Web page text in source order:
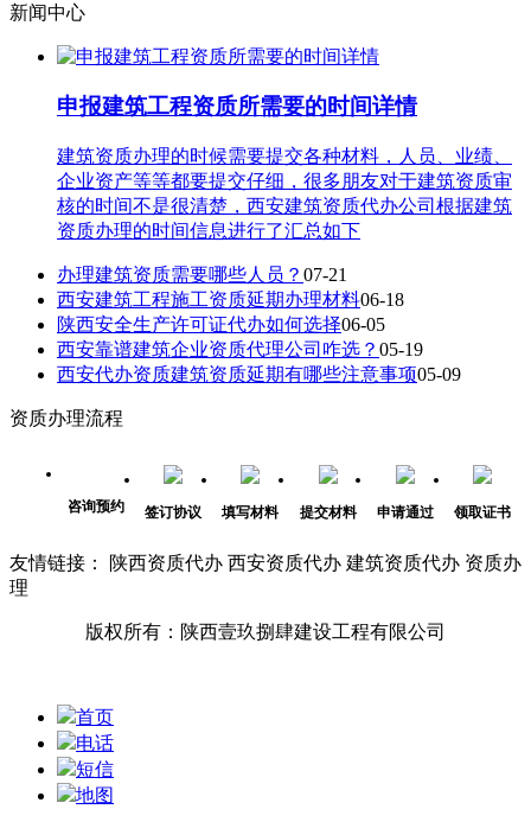
新闻中心
申报建筑工程资质所需要的时间详情
建筑资质办理的时候需要提交各种材料，人员、业绩、
企业资产等等都要提交仔细，很多朋友对于建筑资质审
核的时间不是很清楚，西安建筑资质代办公司根据建筑
资质办理的时间信息进行了汇总如下
办理建筑资质需要哪些人员？ 07-21
西安建筑工程施工资质延期办理材料06-18
陕西安全生产许可证代办如何选择06-05
西安靠谱建筑企业资质代理公司咋选？ 05-19
西安代办资质建筑资质延期有哪些注意事项05-09
资质办理流程
咨询预约 签订协议 填写材料 提交材料 申请通过 领取证书
友情链接： 陕西资质代办 西安资质代办 建筑资质代办 资质办
理
版权所有：陕西壹玖捌肆建设工程有限公司
首页
电话
短信
地图